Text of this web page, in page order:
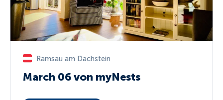
Ramsau am Dachstein
March 06 von myNests